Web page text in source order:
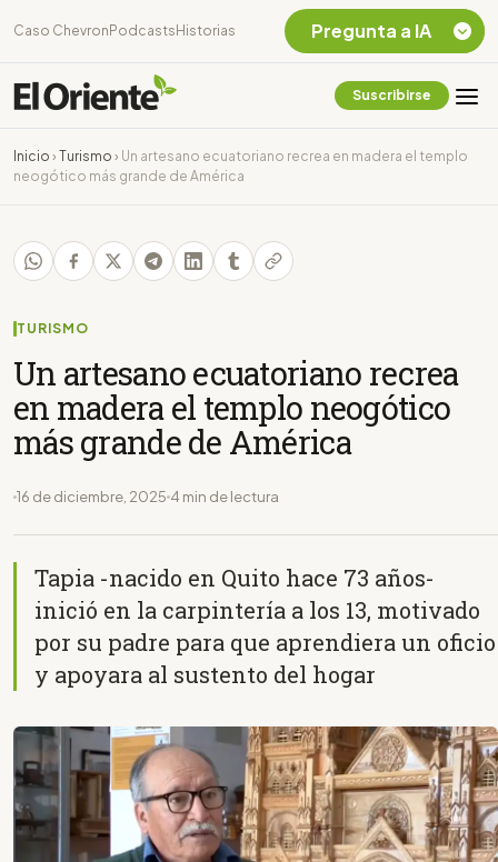
Caso Chevron Podcasts Historias
Suscribirse
Inicio › Turismo › Un artesano ecuatoriano recrea en madera el templo
neogótico más grande de América
TURISMO
Un artesano ecuatoriano recrea
en madera el templo neogótico
más grande de América
16 de diciembre, 2025 4 min de lectura
Tapia -nacido en Quito hace 73 años-
inició en la carpintería a los 13, motivado
por su padre para que aprendiera un oficio
y apoyara al sustento del hogar
Pregunta a IA
Chevron Ecuador